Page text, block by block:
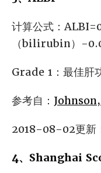
计算公式：
（bilirubin）-
Grade 1：最佳肝
参考自：
2018-08-02更新
4、Shanghai